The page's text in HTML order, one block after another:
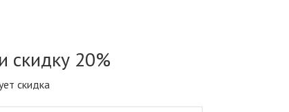
скидку 20%
скидка